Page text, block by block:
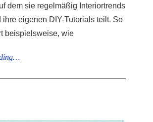
dem sie regelmäßig Interiortrends
ihre eigenen DIY-Tutorials teilt. So
beispielsweise, wie